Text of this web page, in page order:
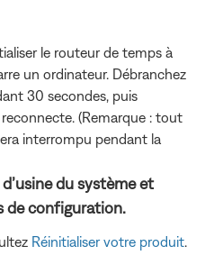
le routeur de temps à
un ordinateur. Débranchez
30 secondes, puis
(Remarque : tout
interrompu pendant la
du système et
de configuration.
Réinitialiser votre produit